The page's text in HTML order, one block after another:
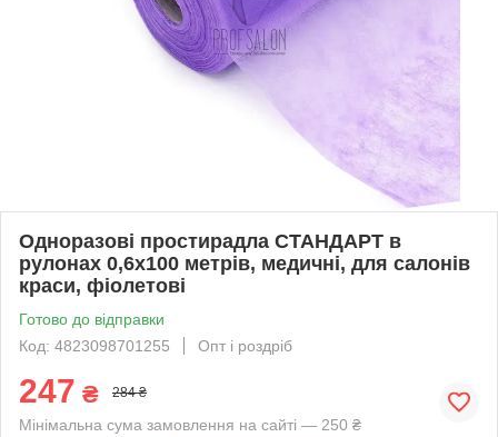
Одноразові простирадла СТАНДАРТ в
рулонах 0,6х100 метрів, медичні, для салонів
краси, фіолетові
Готово до відправки
Код: 4823098701255
Опт і роздріб
247 ₴ 284 ₴
Мінімальна сума замовлення на сайті — 250 ₴